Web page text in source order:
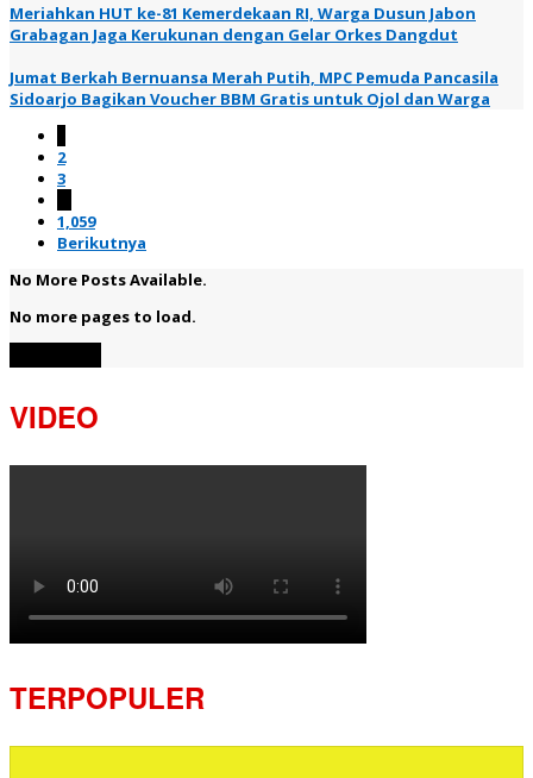
Meriahkan HUT ke-81 Kemerdekaan RI, Warga Dusun Jabon
Grabagan Jaga Kerukunan dengan Gelar Orkes Dangdut
Jumat Berkah Bernuansa Merah Putih, MPC Pemuda Pancasila
Sidoarjo Bagikan Voucher BBM Gratis untuk Ojol dan Warga
2
3
1,059
Berikutnya
No More Posts Available.
No more pages to load.
VIDEO
TERPOPULER